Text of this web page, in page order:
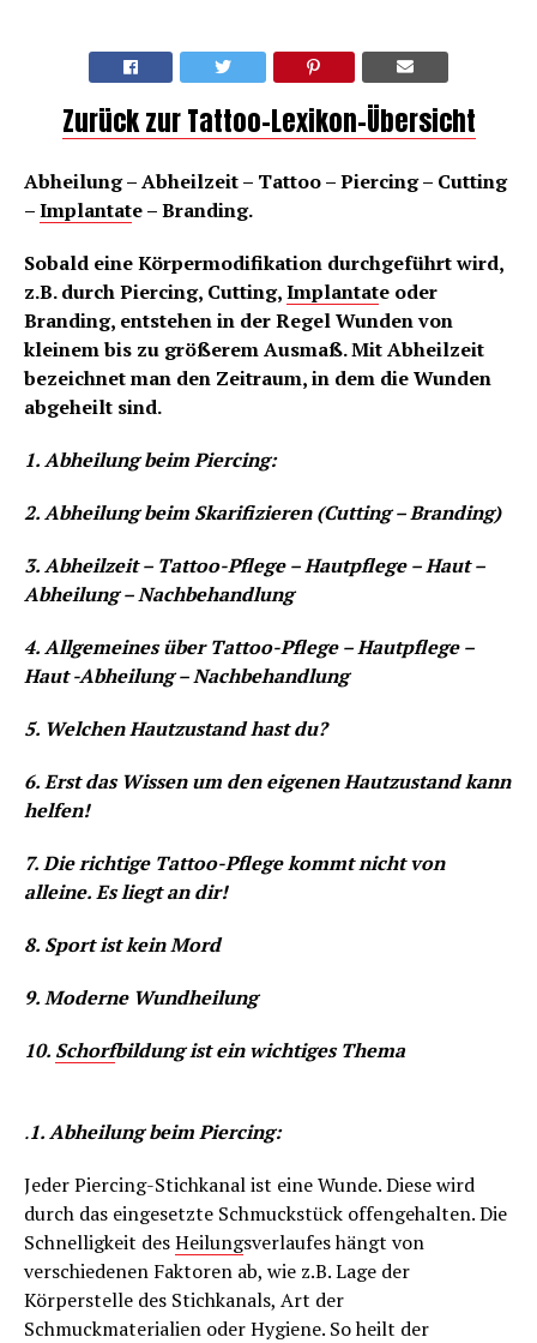
Zurück zur Tattoo-Lexikon-Übersicht
Abheilung – Abheilzeit – Tattoo – Piercing – Cutting
–Implantate – Branding.
Sobald eine Körpermodifikation durchgeführt wird,
z.B. durch Piercing, Cutting,Implantate oder
Branding, entstehen in der Regel Wunden von
kleinem bis zu größerem Ausmaß. Mit Abheilzeit
bezeichnet man den Zeitraum, in dem die Wunden
abgeheilt sind.
1. Abheilung beim Piercing:
2. Abheilung beim Skarifizieren (Cutting – Branding)
3. Abheilzeit – Tattoo-Pflege – Hautpflege – Haut –
Abheilung – Nachbehandlung
4. Allgemeines über Tattoo-Pflege – Hautpflege –
Haut -Abheilung – Nachbehandlung
5. Welchen Hautzustand hast du?
6. Erst das Wissen um den eigenen Hautzustand kann
helfen!
7. Die richtige Tattoo-Pflege kommt nicht von
alleine. Es liegt an dir!
8. Sport ist kein Mord
9. Moderne Wundheilung
10. Schorfbildung ist ein wichtiges Thema
.1. Abheilung beim Piercing:
Jeder Piercing-Stichkanal ist eine Wunde. Diese wird
durch das eingesetzte Schmuckstück offengehalten. Die
Schnelligkeit desHeilungsverlaufes hängt von
verschiedenen Faktoren ab, wie z.B. Lage der
Körperstelle des Stichkanals, Art der
Schmuckmaterialien oder Hygiene. So heilt der